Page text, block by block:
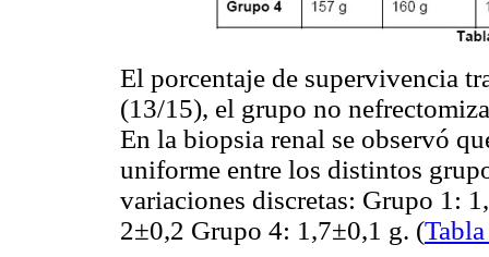
El porcentaje de supervivencia
(13/15), el grupo no
En la biopsia renal se observó
uniforme entre los distintos
variaciones discretas: Grupo 1:
2±0,2 Grupo 4: 1,7±0,1 g. (